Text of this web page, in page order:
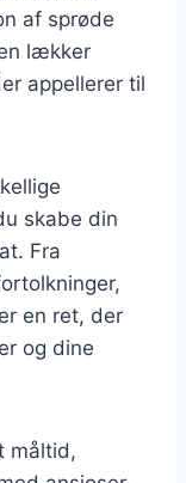
af sprøde
lækker
appellerer til
skabe din
Fra
en ret, der
og dine
måltid,